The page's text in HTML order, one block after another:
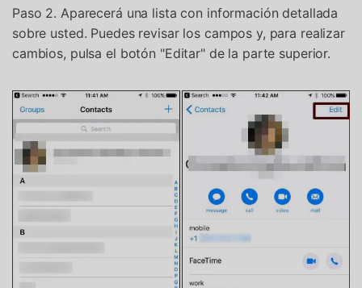
Paso 2. Aparecerá una lista con información detallada
sobre usted. Puedes revisar los campos y, para realizar
cambios, pulsa el botón "Editar" de la parte superior.